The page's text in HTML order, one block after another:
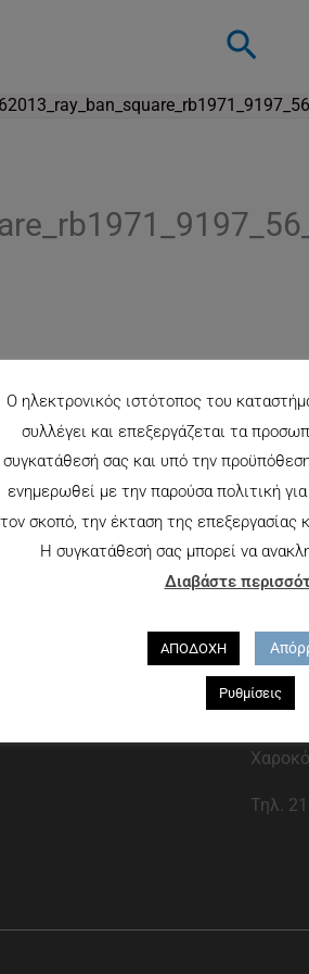
Που
Τηλ.
Ο ηλεκτρονικός ιστότοπος του
συλλέγει και επεξεργάζεται τα
συγκατάθεσή σας και υπό την
ενημερωθεί με την παρούσα πολιτική
τον σκοπό, την έκταση της επεξεργασίας
Η συγκατάθεσή σας μπορεί να
Διαβάστε
ΑΠΟΔΟΧΗ
Ρυθμίσεις